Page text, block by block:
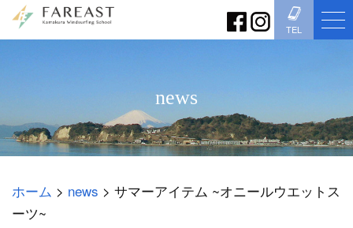
TEL
news
ホーム > news > サマーアイテム ~オニールウエットス
ーツ~